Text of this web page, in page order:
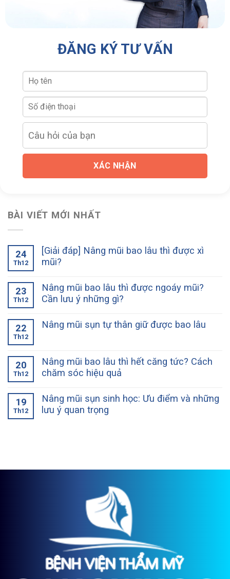
ĐĂNG KÝ TƯ VẤN
XÁC NHẬN
BÀI VIẾT MỚI NHẤT
24
Th12
[Giải đáp] Nâng mũi bao lâu thì được xì
mũi?
23
Th12
Nâng mũi bao lâu thì được ngoáy mũi?
Cần lưu ý những gì?
22
Th12
Nâng mũi sụn tự thân giữ được bao lâu
20
Th12
Nâng mũi bao lâu thì hết căng tức? Cách
chăm sóc hiệu quả
19
Th12
Nâng mũi sụn sinh học: Ưu điểm và những
lưu ý quan trọng